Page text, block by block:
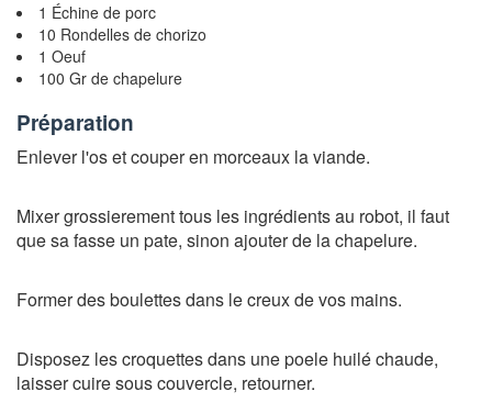
1 Échine de porc
10 Rondelles de chorizo
1 Oeuf
100 Gr de chapelure
Préparation
Enlever l'os et couper en morceaux la viande.
Mixer grossierement tous les ingrédients au robot, il faut
que sa fasse un pate, sinon ajouter de la chapelure.
Former des boulettes dans le creux de vos mains.
Disposez les croquettes dans une poele huilé chaude,
laisser cuire sous couvercle, retourner.